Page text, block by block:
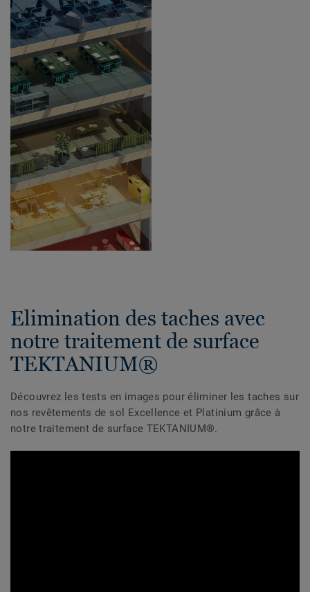
Elimination des taches avec
notre traitement de surface
TEKTANIUM®
Découvrez les tests en images pour éliminer les taches sur
nos revêtements de sol Excellence et Platinium grâce à
notre traitement de surface TEKTANIUM®.